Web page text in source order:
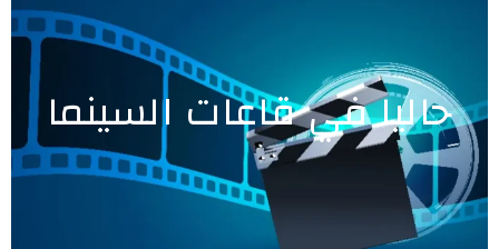
حاليا في قاعات السينما